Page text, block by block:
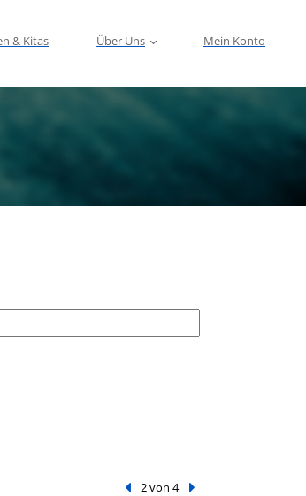
& Kitas Über Uns Mein Konto
Vorheriger Treffer
2 von 4 Nächster Treffer